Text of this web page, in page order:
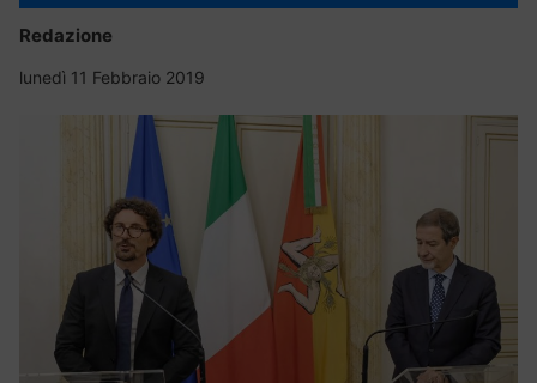
Redazione
lunedì 11 Febbraio 2019